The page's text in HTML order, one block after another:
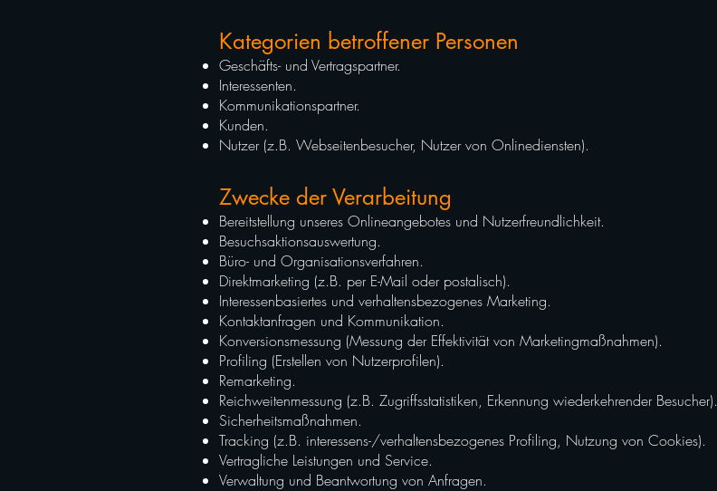
Kategorien betroffener Personen
Geschäfts- und Vertragspartner.
Interessenten.
Kommunikationspartner.
Kunden.
Nutzer (z.B. Webseitenbesucher, Nutzer von Onlinediensten).
Zwecke der Verarbeitung
Bereitstellung unseres Onlineangebotes und Nutzerfreundlichkeit.
Besuchsaktionsauswertung.
Büro- und Organisationsverfahren.
Direktmarketing (z.B. per E-Mail oder postalisch).
Interessenbasiertes und verhaltensbezogenes Marketing.
Kontaktanfragen und Kommunikation.
Konversionsmessung (Messung der Effektivität von Marketingmaßnahmen).
Profiling (Erstellen von Nutzerprofilen).
Remarketing.
Reichweitenmessung (z.B. Zugriffsstatistiken, Erkennung wiederkehrender Besucher).
Sicherheitsmaßnahmen.
Tracking (z.B. interessens-/verhaltensbezogenes Profiling, Nutzung von Cookies).
Vertragliche Leistungen und Service.
Verwaltung und Beantwortung von Anfragen.